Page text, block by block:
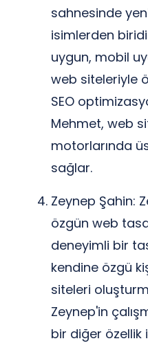
sahnesinde
isimlerden
uygun, mobil
web siteleriyle
SEO
Mehmet, web
motorlarında
sağlar.
Zeynep Şahin:
özgün web
deneyimli bir
kendine özgü
siteleri
Zeynep'in
bir diğer özellik